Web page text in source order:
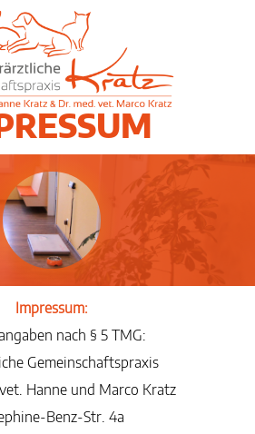
Impressum:
nach § 5 TMG:
Gemeinschaftspraxis
Hanne und Marco Kratz
Benz-Str. 4a